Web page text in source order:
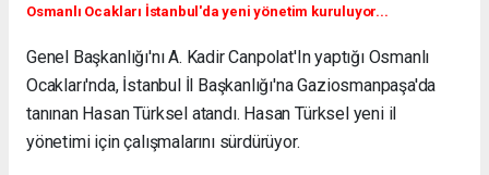
Osmanlı Ocakları İstanbul'da yeni yönetim kuruluyor...
Genel Başkanlığı'nı A. Kadir Canpolat'In yaptığı Osmanlı
Ocakları'nda, İstanbul İl Başkanlığı'na Gaziosmanpaşa'da
tanınan Hasan Türksel atandı. Hasan Türksel yeni il
yönetimi için çalışmalarını sürdürüyor.